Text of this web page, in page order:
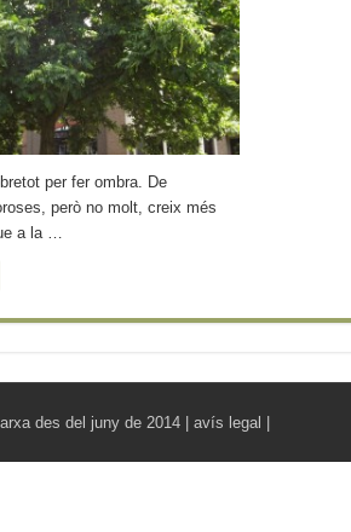
per fer ombra. De
però no molt, creix més
a la …
des del juny de 2014 | avís legal